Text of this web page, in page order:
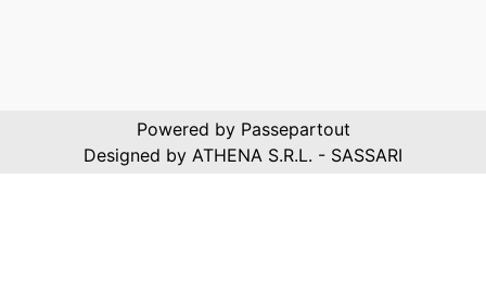
Powered by Passepartout
Designed by ATHENA S.R.L. - SASSARI